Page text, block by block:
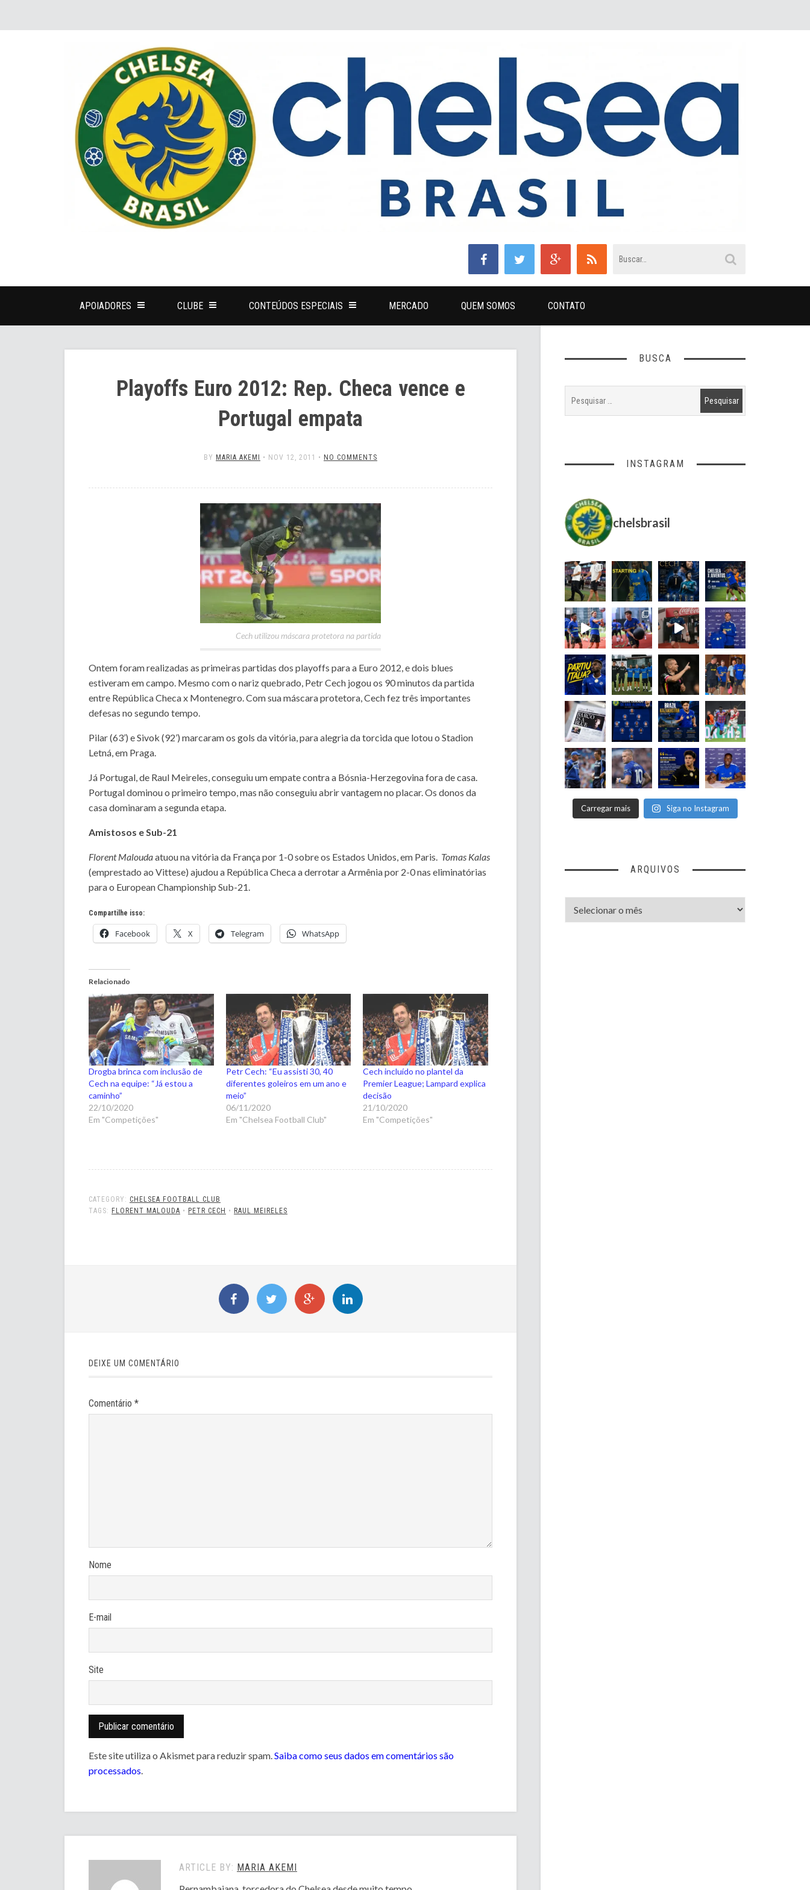
APOIADORES CLUBE CONTEÚDOS ESPECIAIS MERCADO QUEM SOMOS CONTATO
Playoffs Euro 2012: Rep. Checa vence e
Portugal empata
BY MARIA AKEMI • NOV 12, 2011 • NO COMMENTS
Cech utilizou máscara protetora na partida
Ontem foram realizadas as primeiras partidas dos playoffs para a Euro 2012, e dois blues
estiveram em campo. Mesmo com o nariz quebrado, Petr Cech jogou os 90 minutos da partida
entre República Checa x Montenegro. Com sua máscara protetora, Cech fez três importantes
defesas no segundo tempo.
Pilar (63’) e Sivok (92’) marcaram os gols da vitória, para alegria da torcida que lotou o Stadion
Letná, em Praga.
Já Portugal, de Raul Meireles, conseguiu um empate contra a Bósnia-Herzegovina fora de casa.
Portugal dominou o primeiro tempo, mas não conseguiu abrir vantagem no placar. Os donos da
casa dominaram a segunda etapa.
Amistosos e Sub-21
Florent Maloudaatuou na vitória da França por 1-0 sobre os Estados Unidos, em Paris. Tomas Kalas
(emprestado ao Vittese) ajudou a República Checa a derrotar a Armênia por 2-0 nas eliminatórias
para o European Championship Sub-21.
Compartilhe isso:
Facebook X Telegram WhatsApp
Relacionado
Drogba brinca com inclusão de
Cech na equipe: “Já estou a
caminho”
22/10/2020
Em "Competições"
Petr Cech: “Eu assisti 30, 40
diferentes goleiros em um ano e
meio”
06/11/2020
Em "Chelsea Football Club"
Cech incluído no plantel da
Premier League; Lampard explica
decisão
21/10/2020
Em "Competições"
CATEGORY: CHELSEA FOOTBALL CLUB
TAGS: FLORENT MALOUDA • PETR CECH • RAUL MEIRELES
DEIXE UM COMENTÁRIO
Comentário *
Nome
E-mail
Site
Este site utiliza o Akismet para reduzir spam. Saiba como seus dados em comentários são
processados
ARTICLE BY: MARIA AKEMI
BUSCA
INSTAGRAM
chelsbrasil
Carregar mais Siga no Instagram
ARQUIVOS